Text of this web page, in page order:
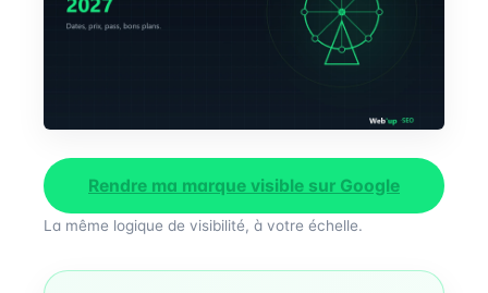
Rendre ma marque visible sur Google
La même logique de visibilité, à votre échelle.